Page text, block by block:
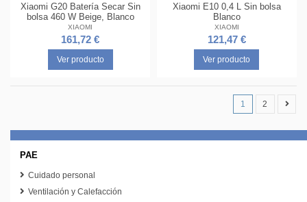
Xiaomi G20 Batería Secar Sin
bolsa 460 W Beige, Blanco
XIAOMI
161,72 €
Ver producto
Xiaomi E10 0,4 L Sin bolsa
Blanco
XIAOMI
121,47 €
Ver producto
1 2
PAE
Cuidado personal
Ventilación y Calefacción